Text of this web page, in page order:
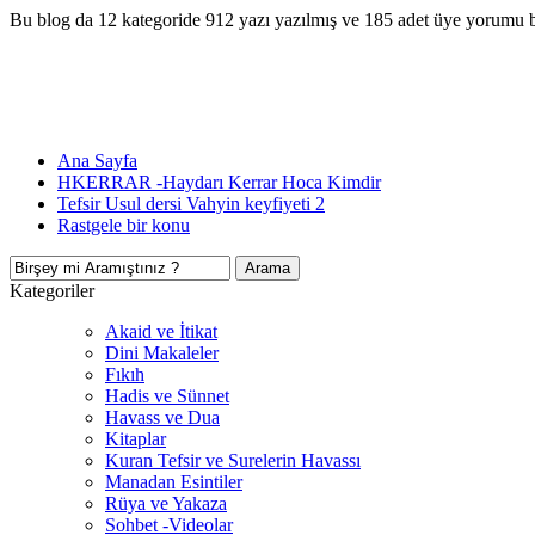
Bu blog da 12 kategoride 912 yazı yazılmış ve 185 adet üye yorumu
Ana Sayfa
HKERRAR -Haydarı Kerrar Hoca Kimdir
Tefsir Usul dersi Vahyin keyfiyeti 2
Rastgele bir konu
Kategoriler
Akaid ve İtikat
Dini Makaleler
Fıkıh
Hadis ve Sünnet
Havass ve Dua
Kitaplar
Kuran Tefsir ve Surelerin Havassı
Manadan Esintiler
Rüya ve Yakaza
Sohbet -Videolar